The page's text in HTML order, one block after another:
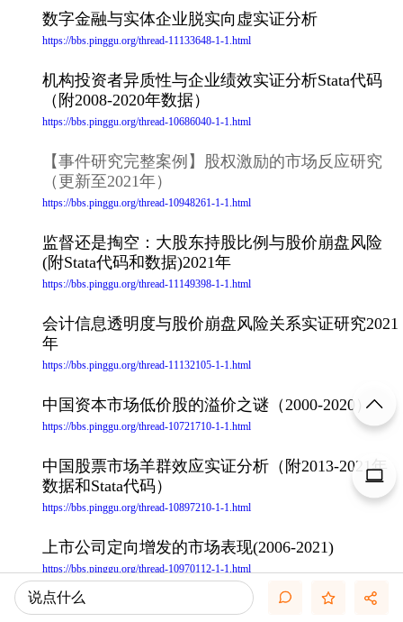
数字金融与实体企业脱实向虚实证分析
https://bbs.pinggu.org/thread-11133648-1-1.html
机构投资者异质性与企业绩效实证分析Stata代码
（附2008-2020年数据）
https://bbs.pinggu.org/thread-10686040-1-1.html
【事件研究完整案例】股权激励的市场反应研究
（更新至2021年）
https://bbs.pinggu.org/thread-10948261-1-1.html
监督还是掏空：大股东持股比例与股价崩盘风险
(附Stata代码和数据)2021年
https://bbs.pinggu.org/thread-11149398-1-1.html
会计信息透明度与股价崩盘风险关系实证研究2021
年
https://bbs.pinggu.org/thread-11132105-1-1.html
中国资本市场低价股的溢价之谜（2000-2020）
https://bbs.pinggu.org/thread-10721710-1-1.html
中国股票市场羊群效应实证分析（附2013-2021年
数据和Stata代码）
https://bbs.pinggu.org/thread-10897210-1-1.html
上市公司定向增发的市场表现(2006-2021)
https://bbs.pinggu.org/thread-10970112-1-1.html
内部薪酬差距与公司价值_基于生命周期理论的新
说点什么